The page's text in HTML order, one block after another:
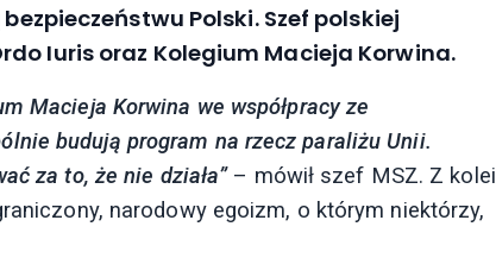
Polski. Szef polskiej
Iuris oraz Kolegium Macieja Korwina.
Macieja Korwina we współpracy ze
budują program na rzecz paraliżu Unii.
za to, że nie działa”– mówił szef MSZ. Z kolei
narodowy egoizm, o którym niektórzy,